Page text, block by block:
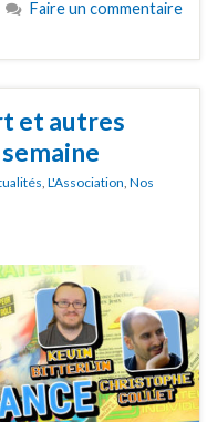
Faire un commentaire
et autres
, L'Association, Nos